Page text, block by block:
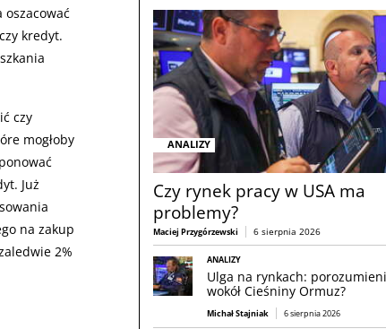
kredyt.
czy
mogłoby
Już
na zakup
2%
ANALIZY
Czy rynek pracy w USA ma
problemy?
Maciej Przygórzewski 6 sierpnia 2026
ANALIZY
Ulga na rynkach:
wokół Cieśniny Ormuz?
Michał Stajniak 6 sierpnia 2026